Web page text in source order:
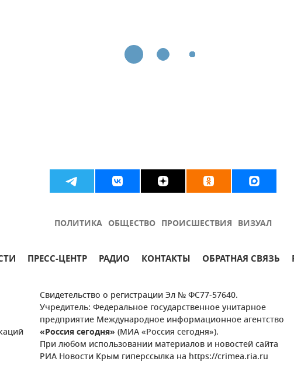
ПОЛИТИКА ОБЩЕСТВО ПРОИСШЕСТВИЯ ВИЗУАЛ
ПРЕСС-ЦЕНТР РАДИО КОНТАКТЫ ОБРАТНАЯ СВЯЗЬ
Свидетельство о регистрации Эл № ФС77-57640.
Учредитель: Федеральное государственное унитарное
предприятие Международное информационное агентство
«Россия сегодня» (МИА «Россия сегодня»).
При любом использовании материалов и новостей сайта
РИА Новости Крым гиперссылка на https://crimea.ria.ru